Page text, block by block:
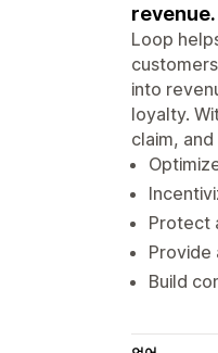
revenue.
Loop
into
loyalty.
claim,
Protect
Provide
Build